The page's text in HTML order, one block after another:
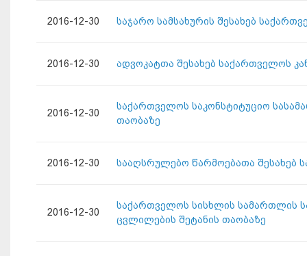
2016-12-30 საჯარო სამსახურის შესახებ
2016-12-30 ადვოკატთა შესახებ საქართველოს
2016-12-30
საქართველოს საკონსტიტუციო
თაობაზე
2016-12-30 სააღსრულებო წარმოებათა შესახებ
2016-12-30
საქართველოს სისხლის სამართლის
ცვლილების შეტანის თაობაზე